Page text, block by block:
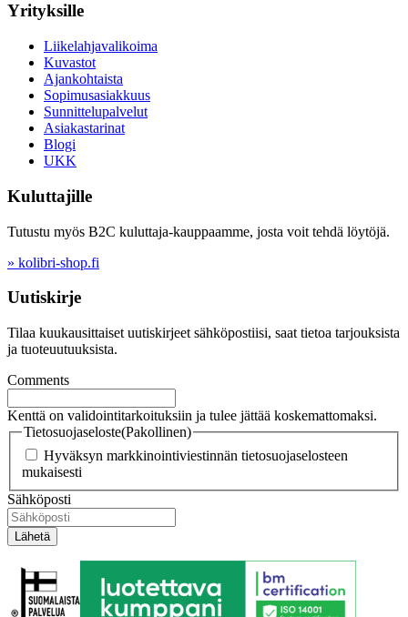
Yrityksille
Liikelahjavalikoima
Kuvastot
Ajankohtaista
Sopimusasiakkuus
Sunnittelupalvelut
Asiakastarinat
Blogi
UKK
Kuluttajille
Tutustu myös B2C kuluttaja-kauppaamme, josta voit tehdä löytöjä.
» kolibri-shop.fi
Uutiskirje
Tilaa kuukausittaiset uutiskirjeet sähköpostiisi, saat tietoa tarjouksista
ja tuoteuutuuksista.
Comments
Kenttä on validointitarkoituksiin ja tulee jättää koskemattomaksi.
Tietosuojaseloste(Pakollinen)
Hyväksyn markkinointiviestinnän tietosuojaselosteen
mukaisesti
Sähköposti